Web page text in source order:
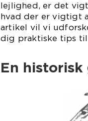
lejlighed, er det
hvad der er vigtigt
artikel vil vi
dig praktiske tips
En